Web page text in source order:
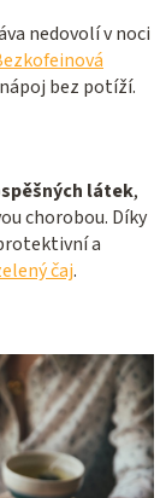
nedovolí v noci
bez potíží.
látek,
chorobou. Díky
a
čaj.